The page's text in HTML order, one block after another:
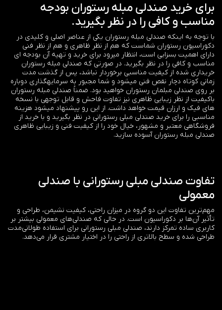
برای خرید صندلی مبله رستوران بودجه
مناسب و کافی را در نظر بگیرید.
با توجه به اینکه صندلی مبله رستوران یکی از عناصر اصلی و کلیدی در
دکوراسیون رستوران شماست که هم از نظر ظاهری و هم از نظر فنی
دارای اهمیت بسزایی است، انتظار میرود برای خرید و تهیه آن بودجه ای
مناسب و کافی را در نظر بگیرید. در صورتی که صندلی مبله رستوران
خریداری شده از کیفیت مناسبی برخوردار نباشد، پس از گذشت مدت
زمانی کوتاه دچار نقص فنی میشود و شما مجبور به سرمایهگذاری دوباره
بر روی صندلی مبلمان رستوران خواهید بود. ضمناً صندلی مبله رستوران
باکیفیت از نظر زیبایی ظاهری نیز تفاوت فاحش و قابل توجهی با نسخه
های فیک و ارزان قیمت خواهد داشت. از این رو پیشنهاد میشود هزینه
مناسبی را برای خرید صندلی مبلی رستورانی در نظر بگیرید و با خرید از
فروشگاهی معتبر و مشهور، خیال خود را از کیفیت فنی و زیبایی ظاهری
صندلی مبله رستوران آسوده سازید.
تفاوت صندلی مبلی رستورانی با صندلی
معمولی
مهم‌ترین تفاوت این دو گروه در میزان راحتی، کیفیت نشیمن، طراحی و
تأثیر آن‌ها بر دکوراسیون است. در حالی که صندلی‌های معمولی بیشتر بر
کاربری ساده تمرکز دارند، صندلی مبلی رستورانی برای استفاده طولانی‌مدت
طراحی شده و سطح بالاتری از راحتی را در اختیار مشتری قرار می‌دهد.